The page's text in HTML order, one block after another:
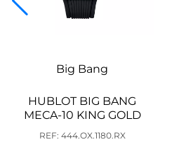
Big Bang
HUBLOT BIG BANG
MECA-10 KING GOLD
REF: 444.OX.1180.RX